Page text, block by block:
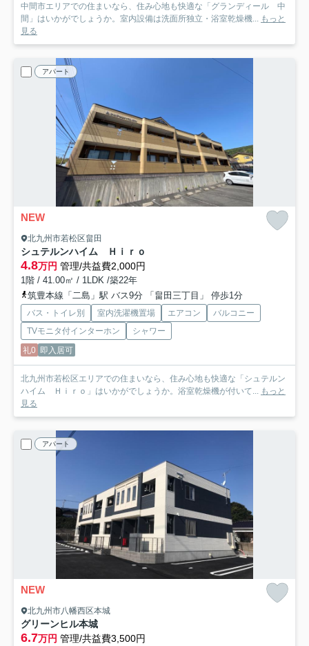
中間市エリアでの住まいなら、住み心地も快適な「グランディール 中
間」はいかがでしょうか。室内設備は洗面所独立・浴室乾燥機...
もっと
見る
アパート
NEW
北九州市若松区畠田
シュテルンハイム Ｈｉｒｏ
4.8万円 管理/共益費2,000円
1階 / 41.00㎡ / 1LDK /築22年
筑豊本線「二島」駅 バス9分 「畠田三丁目」 停歩1分
バス・トイレ別 室内洗濯機置場 エアコン
バルコニー
TVモニタ付インターホン
シャワー
礼0 即入居可
北九州市若松区エリアでの住まいなら、住み心地も快適な「シュテルン
ハイム Ｈｉｒｏ」はいかがでしょうか。浴室乾燥機が付いて...
もっと
見る
アパート
NEW
北九州市八幡西区本城
グリーンヒル本城
6.7万円 管理/共益費3,500円